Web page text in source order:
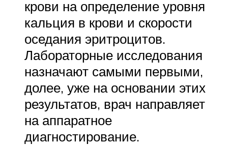
крови на определение уровня
кальция в крови и скорости
оседания эритроцитов.
Лабораторные исследования
назначают самыми первыми,
долее, уже на основании этих
результатов, врач направляет
на аппаратное
диагностирование.